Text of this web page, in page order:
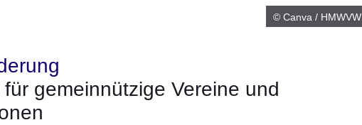
© Canva / HMWVW
gemeinnützige Vereine und